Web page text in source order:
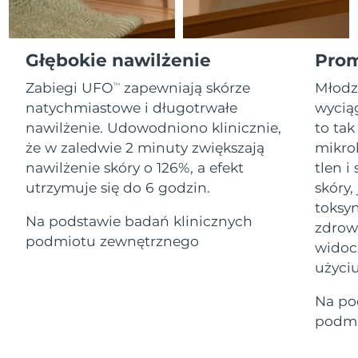
Głębokie nawilżenie
Zabiegi UFOTM
zapewniają skórze
natychmiastowe i długotrwałe
nawilżenie. Udowodniono klinicznie,
że w zaledwie 2 minuty zwiększają
nawilżenie skóry o 126%, a efekt
utrzymuje się do 6 godzin.
Na podstawie badań klinicznych
podmiotu zewnętrznego
to tak
tlen i
Na
All revitalizing eye massagers
Advanced pore care essentials
Serum
For healthy hair
issa™ Teeth Whitening Gel
18% PAP
Kosmetyki Mężczyźni
O NAS
Gibraltar
14/08/2026
Grecja
10/08/2026
SRA Hongkong
(Chiny)
Oczekiwany czas dostawy
11/08/2026
Węgry
Oczekiwany czas dostawy
10/08/2026
Oczekiwany czas dostawy
11/08/2026
Indonezja
Oczekiwany czas dostawy
10/08/2026